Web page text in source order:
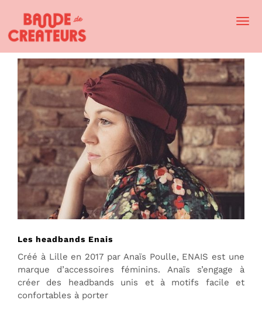
Les headbands Enais
Créé à Lille en 2017 par Anaïs Poulle, ENAIS est une
marque d’accessoires féminins. Anaïs s’engage à
créer des headbands unis et à motifs facile et
confortables à porter